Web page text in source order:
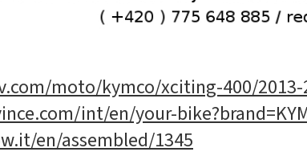
moto/kymco/xciting-400/
int/en/your-
en/assembled/1345